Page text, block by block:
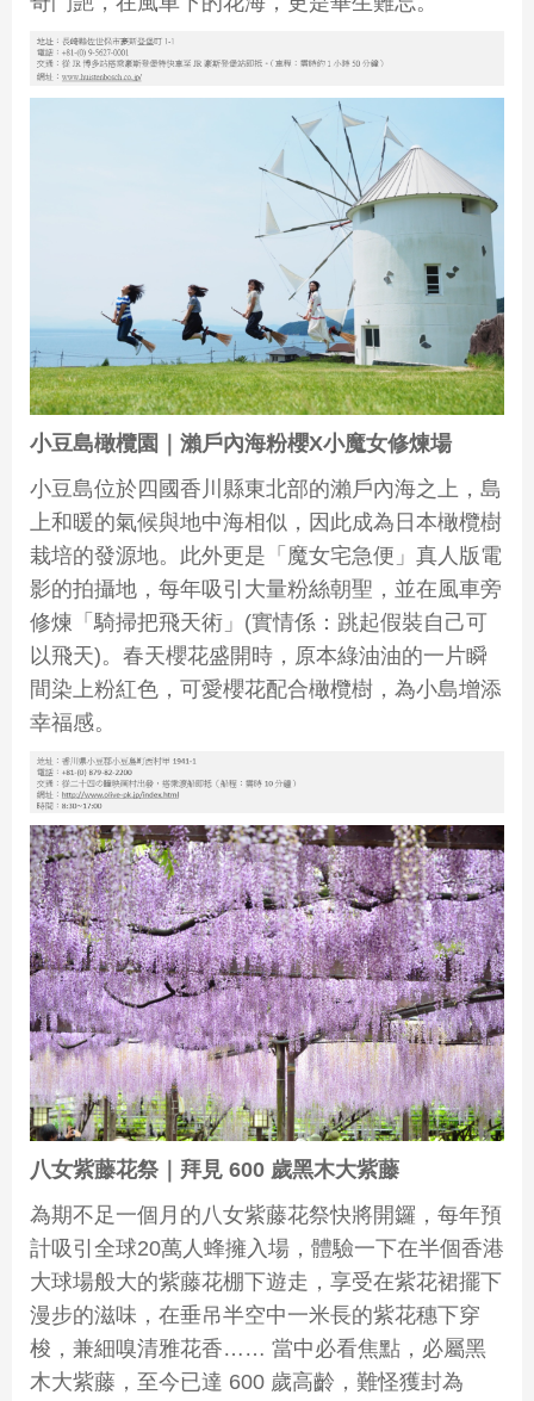
小豆島橄欖園｜瀨戶內海粉櫻X小魔女修煉場
小豆島位於四國香川縣東北部的瀨戶內海之上，島
上和暖的氣候與地中海相似，因此成為日本橄欖樹
栽培的發源地。此外更是「魔女宅急便」真人版電
影的拍攝地，每年吸引大量粉絲朝聖，並在風車旁
修煉「騎掃把飛天術」(實情係：跳起假裝自己可
以飛天)。春天櫻花盛開時，原本綠油油的一片瞬
間染上粉紅色，可愛櫻花配合橄欖樹，為小島增添
幸福感。
八女紫藤花祭｜拜見 600 歲黑木大紫藤
為期不足一個月的八女紫藤花祭快將開鑼，每年預
計吸引全球20萬人蜂擁入場，體驗一下在半個香港
大球場般大的紫藤花棚下遊走，享受在紫花裙擺下
漫步的滋味，在垂吊半空中一米長的紫花穗下穿
梭，兼細嗅清雅花香…… 當中必看焦點，必屬黑
木大紫藤，至今已達 600 歲高齡，難怪獲封為